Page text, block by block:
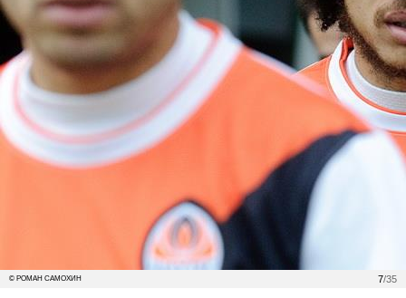
7/35
© РОМАН САМОХИН